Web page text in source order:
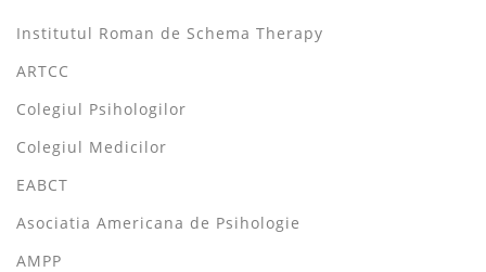
Institutul Roman de Schema Therapy
ARTCC
Colegiul Psihologilor
Colegiul Medicilor
EABCT
Asociatia Americana de Psihologie
AMPP